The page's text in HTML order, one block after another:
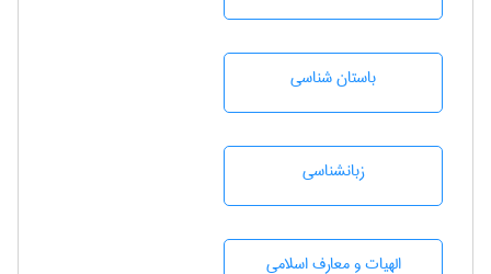
باستان شناسی
زبانشناسی
الهیات و معارف اسلامی